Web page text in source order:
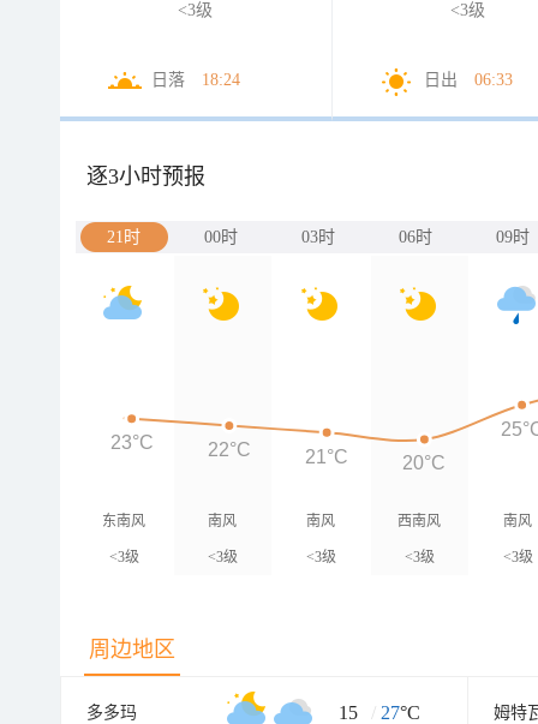
<3级
日落 18:24
<3级
日出 06:33
逐3小时预报
21时 00时 03时 06时 09时
东南风
<3级
南风
<3级
南风
<3级
西南风
<3级
南风
<3级
23°C 22°C 21°C 20°C
周边地区
多多玛 15 / 27°C 姆特